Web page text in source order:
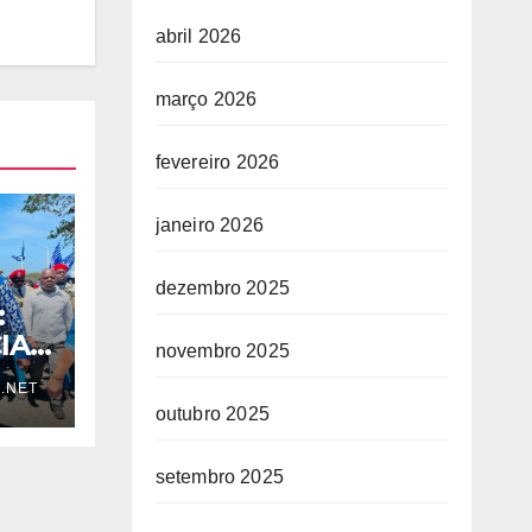
abril 2026
março 2026
fevereiro 2026
janeiro 2026
dezembro 2025
novembro 2025
outubro 2025
setembro 2025